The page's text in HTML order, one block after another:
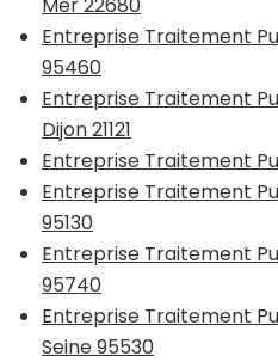
Entreprise Traitement
95460
Entreprise Traitement
Dijon 21121
Entreprise Traitement
Entreprise Traitement
95130
Entreprise Traitement
95740
Entreprise Traitement
Seine 95530